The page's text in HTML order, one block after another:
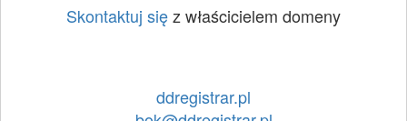
Skontaktuj sięz właścicielem domeny
ddregistrar.pl